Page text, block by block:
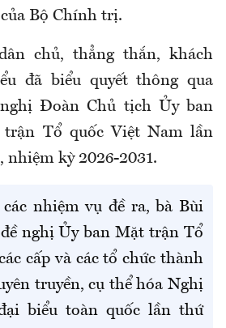
Bộ Chính trị.
chủ, thẳng thắn, khách
đã biểu quyết thông qua
Đoàn Chủ tịch Ủy ban
trận Tổ quốc Việt Nam lần
kỳ 2026-2031.
nhiệm vụ đề ra, bà Bùi
nghị Ủy ban Mặt trận Tổ
cấp và các tổ chức thành
truyền, cụ thể hóa Nghị
biểu toàn quốc lần thứ